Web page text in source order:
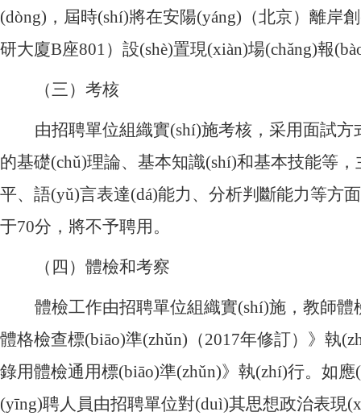
(dòng)，屆時(shí)將在安陽(yáng)（北京）離
研大廈B座801）設(shè)置現(xiàn)場(chǎng)
（三）考核
由招聘單位組織實(shí)施考核，采用面試方
的基礎(chǔ)理論、基本知識(shí)和基本技能等
平、語(yǔ)言表達(dá)能力、分析判斷能力等方
于70分，將不予聘用。
（四）體檢和考察
體檢工作由招聘單位組織實(shí)施，教師
體格檢查標(biāo)準(zhǔn)（2017年修訂）》執
錄用體檢通用標(biāo)準(zhǔn)》執(zhí)行。如
(yīng)聘人員由招聘單位對(duì)其思想政治表現